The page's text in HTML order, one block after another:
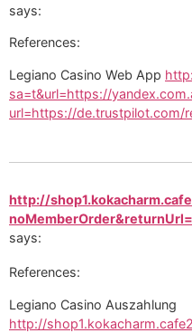
says:
References:
Legiano Casino Web App
sa=t&url=https://
url=https://de.trustpilot.com/
http://
says:
References:
Legiano Casino Auszahlung
http://